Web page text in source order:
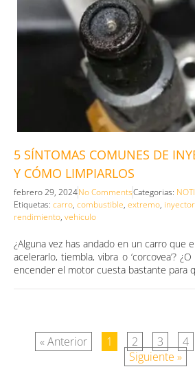
5 SÍNTOMAS COMUNES DE
Y CÓMO LIMPIARLOS
febrero 29, 2024No CommentsCategorias:
Etiquetas: carro, combustible, extremo,
rendimiento, vehiculo
¿Alguna vez has andado en un carro que
acelerarlo, tiembla, vibra o ‘corcovea’?
encender el motor cuesta bastante para
« Anterior 1 2 3 4
Siguiente »